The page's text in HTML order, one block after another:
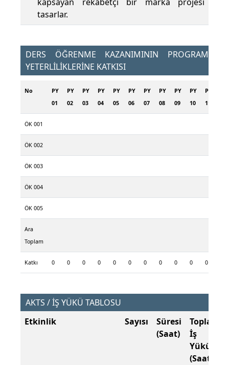
tasarlar.
DERS ÖĞRENME KAZANIMININ PROGRAM
YETERLİLİKLERİNE KATKISI
No
PY
01
PY
02
PY
03
PY
04
PY
05
PY
06
PY
07
PY
08
PY
09
PY
10
PY
11
ÖK 001
ÖK 002
ÖK 003
ÖK 004
ÖK 005
Ara
Toplam
Katkı 0 0 0 0 0 0 0 0 0 0 0
AKTS / İŞ YÜKÜ TABLOSU
Etkinlik
Sayısı
Süresi
(Saat)
Toplam
İş
Yükü
(Saat)